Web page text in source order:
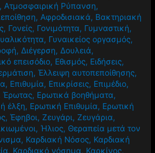
, Ατμοσφαιρική Ρύπανση,
, Αφροδισιακά, Βακτηριακή
, Γονείς, Γονιμότητα, Γυμναστική,
, Γυναικείος οργασμός,
, Διέγερση, Δουλειά,
επεισόδιο, Εθισμός, Ειδήσεις,
,Έλλειψη αυτοπεποίθησης,
, Επιθυμία, Επικρίσεις, Επιμέδιο,
Έρωτας, Ερωτικά βοηθήματα,
έλξη, Ερωτική Επιθυμία, Ερωτική
,Έφηβοι,Ζευγάρι,Ζευγάρια,
, Ήλιος, Θεραπεία μετά τον
, Καρδιακή Νόσος, Καρδιακή
, Καρδιακό νόσημα, Καρκίνος,